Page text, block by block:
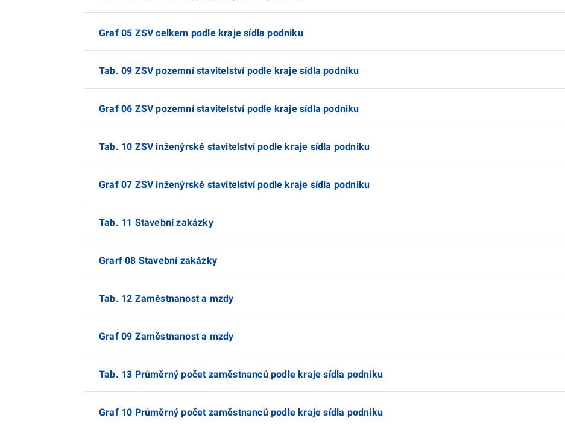
Graf 05 ZSV celkem podle kraje sídla podniku
Tab. 09 ZSV pozemní stavitelství podle kraje sídla podniku
Graf 06 ZSV pozemní stavitelství podle kraje sídla podniku
Tab. 10 ZSV inženýrské stavitelství podle kraje sídla podniku
Graf 07 ZSV inženýrské stavitelství podle kraje sídla podniku
Tab. 11 Stavební zakázky
Grarf 08 Stavební zakázky
Tab. 12 Zaměstnanost a mzdy
Graf 09 Zaměstnanost a mzdy
Tab. 13 Průměrný počet zaměstnanců podle kraje sídla podniku
Graf 10 Průměrný počet zaměstnanců podle kraje sídla podniku